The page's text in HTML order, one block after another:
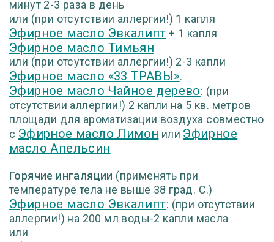
минут 2-3 раза в день
или (при отсутствии аллергии!) 1 капля
Эфирное масло Эвкалипт + 1 капля
Эфирное масло Тимьян
или (при отсутствии аллергии!) 2-3 капли
Эфирное масло «33 ТРАВЫ».
Эфирное масло Чайное дерево: (при
отсутствии аллергии!) 2 капли на 5 кв. метров
площади для ароматизации воздуха совместно
с Эфирное масло Лимон или Эфирное
масло Апельсин
Горячие ингаляции (применять при
температуре тела не выше 38 град. С.)
Эфирное масло Эвкалипт: (при отсутствии
аллергии!) на 200 мл воды-2 капли масла
или